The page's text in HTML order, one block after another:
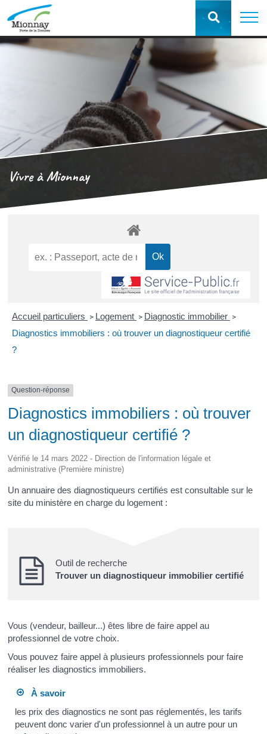
Vivre à Mionnay
Accueil particuliers > Logement > Diagnostic immobilier >
Diagnostics immobiliers : où trouver un diagnostiqueur certifié
?
Question-réponse
Diagnostics immobiliers : où trouver
un diagnostiqueur certifié ?
Vérifié le 14 mars 2022 - Direction de l'information légale et
administrative (Première ministre)
Un annuaire des diagnostiqueurs certifiés est consultable sur le
site du ministère en charge du logement :
Outil de recherche
Trouver un diagnostiqueur immobilier certifié
Vous (vendeur, bailleur...) êtes libre de faire appel au
professionnel de votre choix.
Vous pouvez faire appel à plusieurs professionnels pour faire
réaliser les diagnostics immobiliers.
À savoir
les prix des diagnostics ne sont pas réglementés, les tarifs
peuvent donc varier d'un professionnel à un autre pour un